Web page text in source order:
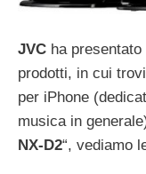
JVC ha
prodotti, in cui
per iPhone
musica in
NX-D2“, vediamo